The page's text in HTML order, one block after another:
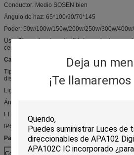
Deja un
¡Te
Conductor: Medio SOSEN bien
Ángulo de haz: 65*100/90/70*145
Poder: 50w/100w/150w/200w/250w/300w/
Uso: Gimnasio, almacén, fábrica, sala de
centro comercial
Característica:
Tipo disipador de calor de la aleta del
disipación de calor máxima.
Ligereza en peso y robusto.
Ángulo de haz múltiple para las opciones.
El módulo basado se puede utilizar en áreas
IP65 y fácil instalar y mantener.
Parámetro:
Código de producto PS-XTF-100W